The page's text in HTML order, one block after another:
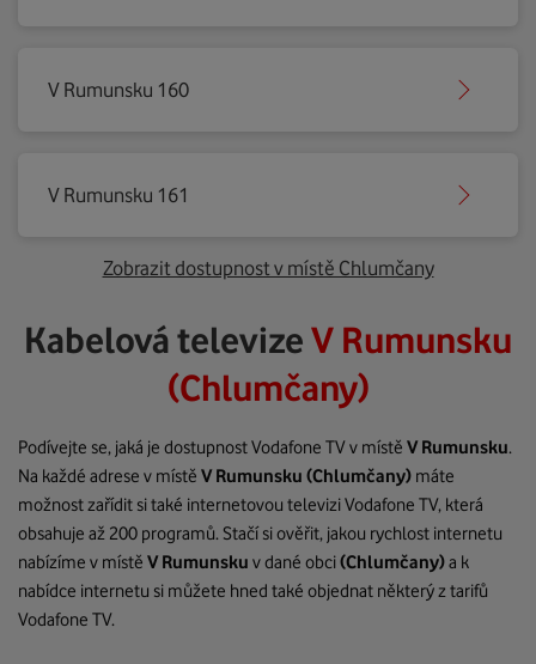
V Rumunsku 160
V Rumunsku 161
Zobrazit dostupnost v místě Chlumčany
Kabelová televizeV Rumunsku
(Chlumčany)
Podívejte se, jaká je dostupnost Vodafone TV v místě V Rumunsku.
Na každé adrese v místě V Rumunsku (Chlumčany) máte
možnost zařídit si také internetovou televizi Vodafone TV, která
obsahuje až 200 programů. Stačí si ověřit, jakou rychlost internetu
nabízíme v místě V Rumunsku v dané obci(Chlumčany)a k
nabídce internetu si můžete hned také objednat některý z tarifů
Vodafone TV.